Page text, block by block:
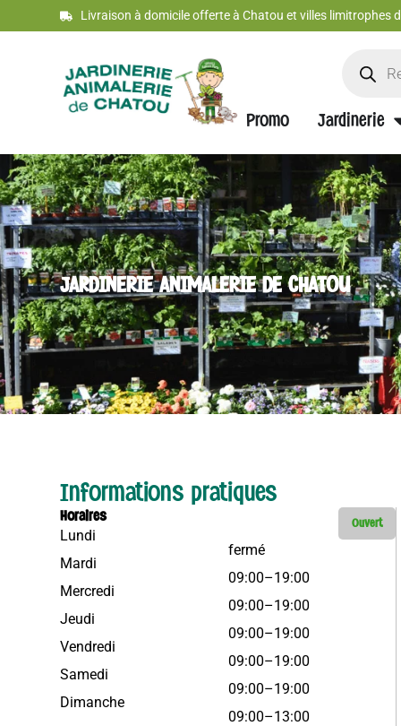
Livraison à domicile offerte à Chatou et villes limitrophes
Promo Jardinerie
JARDINERIE ANIMALERIE DE CHATOU
Informations pratiques
Horaires
Lundi
Mardi
Mercredi
Jeudi
Vendredi
Samedi
Dimanche
Ouvert
fermé
09:00–19:00
09:00–19:00
09:00–19:00
09:00–19:00
09:00–19:00
09:00–13:00